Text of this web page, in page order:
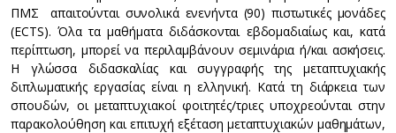
ΠΜΣ απαιτούνται συνολικά ενενήντα (90) πιστωτικές μονάδες
(ECTS). Όλα τα μαθήματα διδάσκονται εβδομαδιαίως και, κατά
περίπτωση, μπορεί να περιλαμβάνουν σεμινάρια ή/και ασκήσεις.
Η γλώσσα διδασκαλίας και συγγραφής της μεταπτυχιακής
διπλωματικής εργασίας είναι η ελληνική. Κατά τη διάρκεια των
σπουδών, οι μεταπτυχιακοί φοιτητές/τριες υποχρεούνται στην
παρακολούθηση και επιτυχή εξέταση μεταπτυχιακών μαθημάτων,